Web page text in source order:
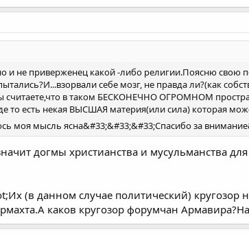
и не приверженец какой -либо религии.Поясню свою
себе мозг, не правда ли?(как
считаете,что в таком БЕСКОНЕЧНО ОГРОМНОМ
то есть некая ВЫСШАЯ материя(или сила) которая
моя мысль ясна&#33;&#33;&#33;Спасибо за
догмы христианства и мусульманства
(в данном случае политический) кругозор
каков кругозор форумчан